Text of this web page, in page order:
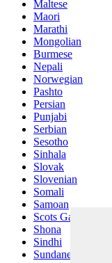
Maltese
Maori
Marathi
Mongolian
Burmese
Nepali
Norwegian
Pashto
Persian
Punjabi
Serbian
Sesotho
Sinhala
Slovak
Slovenian
Somali
Samoan
Scots Gaelic
Shona
Sindhi
Sundanese